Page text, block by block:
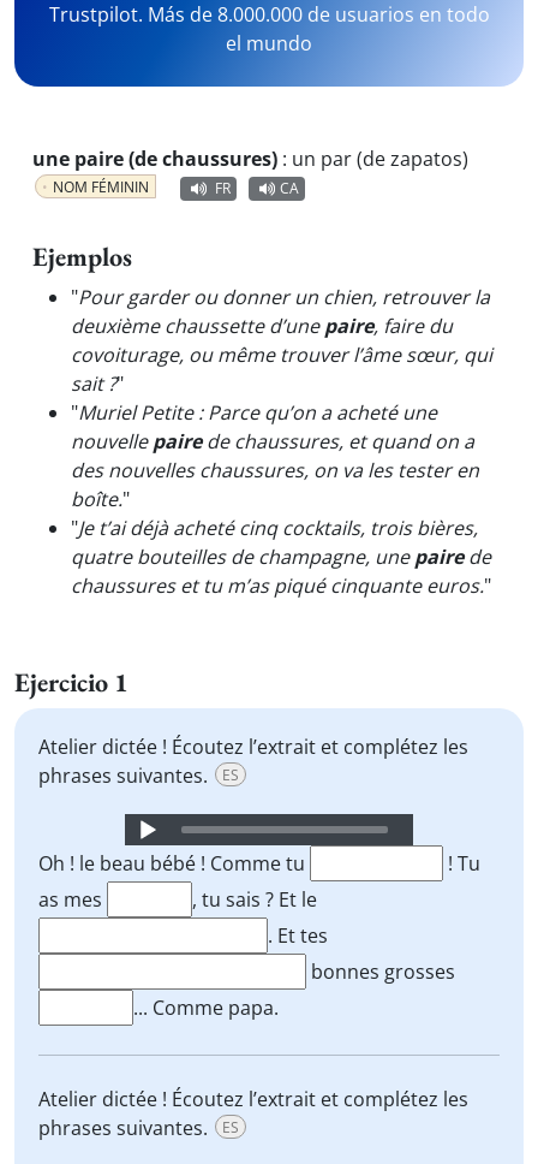
Trustpilot. Más de 8.000.000 de usuarios en todo
el mundo
une paire (de chaussures) : un par (de zapatos)
NOM FÉMININ FR CA
Ejemplos
"Pour garder ou donner un chien, retrouver la
deuxième chaussette d’unepaire, faire du
covoiturage, ou même trouver l’âme sœur, qui
sait ?"
"Muriel Petite : Parce qu’on a acheté une
nouvellepairede chaussures, et quand on a
des nouvelles chaussures, on va les tester en
boîte."
"Je t’ai déjà acheté cinq cocktails, trois bières,
quatre bouteilles de champagne, unepairede
chaussures et tu m’as piqué cinquante euros."
Ejercicio 1
Atelier dictée ! Écoutez l’extrait et complétez les
phrases suivantes.
ES
Audio
Player
Oh ! le beau bébé ! Comme tu
! Tu
as mes
, tu sais ? Et le
. Et tes
bonnes grosses
... Comme papa.
Atelier dictée ! Écoutez l’extrait et complétez les
phrases suivantes.
ES